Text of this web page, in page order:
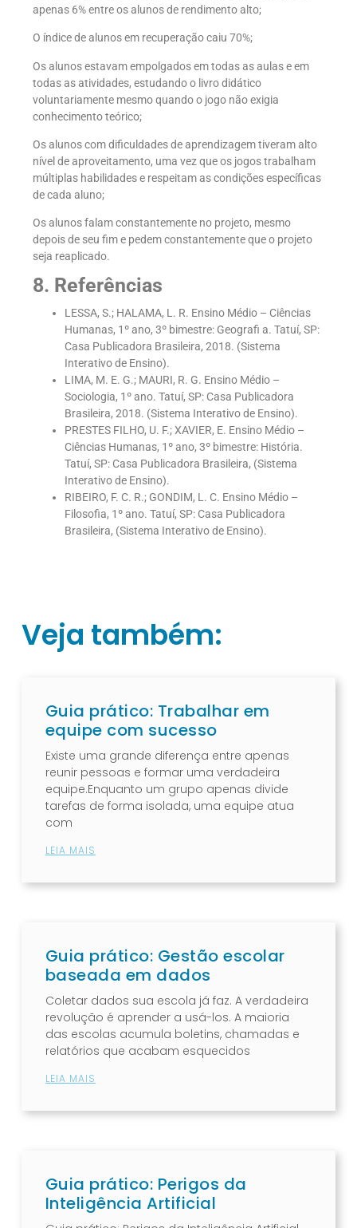
apenas 6% entre os alunos de rendimento alto;
O índice de alunos em recuperação caiu 70%;
Os alunos estavam empolgados em todas as aulas e em
todas as atividades, estudando o livro didático
voluntariamente mesmo quando o jogo não exigia
conhecimento teórico;
Os alunos com dificuldades de aprendizagem tiveram alto
nível de aproveitamento, uma vez que os jogos trabalham
múltiplas habilidades e respeitam as condições específicas
de cada aluno;
Os alunos falam constantemente no projeto, mesmo
depois de seu fim e pedem constantemente que o projeto
seja reaplicado.
8. Referências
LESSA, S.; HALAMA, L. R. Ensino Médio – Ciências
Humanas, 1º ano, 3º bimestre: Geografi a. Tatuí, SP:
Casa Publicadora Brasileira, 2018. (Sistema
Interativo de Ensino).
LIMA, M. E. G.; MAURI, R. G. Ensino Médio –
Sociologia, 1º ano. Tatuí, SP: Casa Publicadora
Brasileira, 2018. (Sistema Interativo de Ensino).
PRESTES FILHO, U. F.; XAVIER, E. Ensino Médio –
Ciências Humanas, 1º ano, 3º bimestre: História.
Tatuí, SP: Casa Publicadora Brasileira, (Sistema
Interativo de Ensino).
RIBEIRO, F. C. R.; GONDIM, L. C. Ensino Médio –
Filosofia, 1º ano. Tatuí, SP: Casa Publicadora
Brasileira, (Sistema Interativo de Ensino).
Veja também:
Guia prático: Trabalhar em
equipe com sucesso
Existe uma grande diferença entre apenas
reunir pessoas e formar uma verdadeira
equipe.Enquanto um grupo apenas divide
tarefas de forma isolada, uma equipe atua
com
LEIA MAIS
Guia prático: Gestão escolar
baseada em dados
Coletar dados sua escola já faz. A verdadeira
revolução é aprender a usá-los. A maioria
das escolas acumula boletins, chamadas e
relatórios que acabam esquecidos
LEIA MAIS
Guia prático: Perigos da
Inteligência Artificial